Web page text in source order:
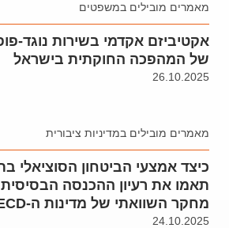
מאמרים מובילים במשפטים
אקטיביזם אקדמי בשירות נוגד-
של המהפכה החוקתית בישראל
26.10.2025
מאמרים מובילים במדיניות ציבורית
כיצד אמצעי הביטחון הסוציאלי
תאמו את רעיון ההכנסה הבסיסית
מחקר השוואתי של מדינות ה-OECD
24.10.2025